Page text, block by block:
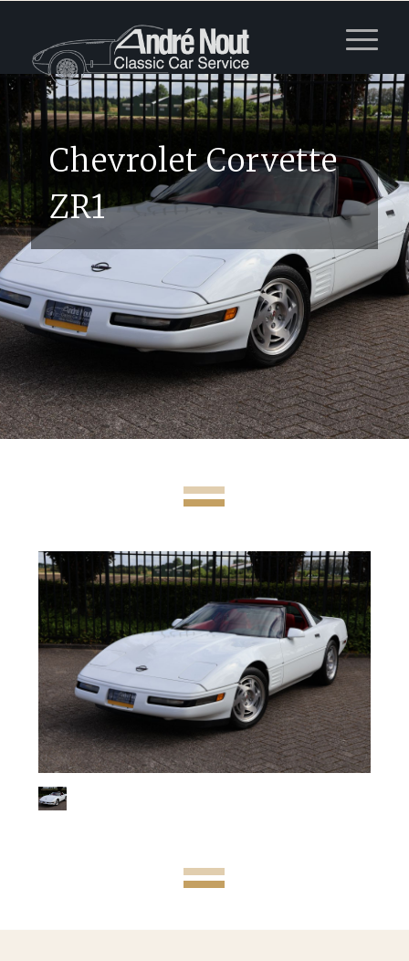
Chevrolet Corvette
ZR1